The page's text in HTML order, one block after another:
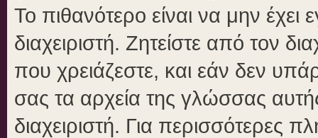
Το πιθανότερο είναι να μην
διαχειριστή. Ζητείστε από τον
που χρειάζεστε, και εάν δεν
σας τα αρχεία της γλώσσας
διαχειριστή. Για περισσότερες